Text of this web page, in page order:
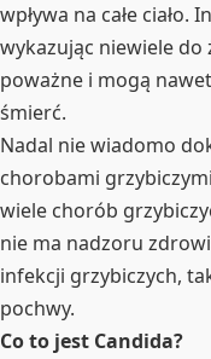
wpływa na całe ciało.
wykazując niewiele
poważne i mogą
śmierć.
Nadal nie wiadomo
chorobami
wiele chorób
nie ma nadzoru
infekcji grzybiczych,
pochwy.
Co to jest Candida?